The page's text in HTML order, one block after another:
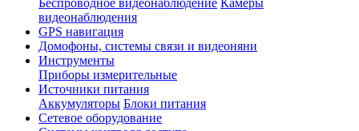
Беспроводное видеонаблюдение Камеры
видеонаблюдения
GPS навигация
Домофоны, системы связи и видеоняни
Инструменты
Приборы измерительные
Источники питания
Аккумуляторы Блоки питания
Сетевое оборудование